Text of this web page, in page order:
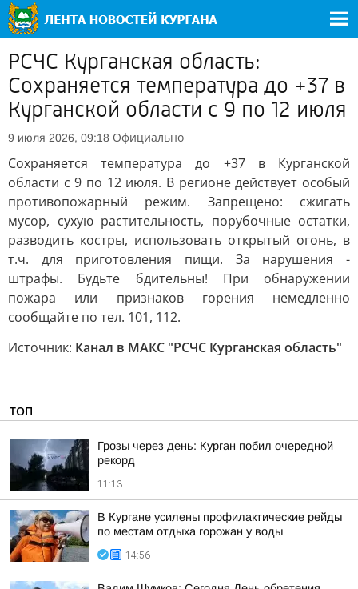
РСЧС Курганская область:
Сохраняется температура до +37 в
Курганской области c 9 по 12 июля
9 июля 2026, 09:18 Официально
Сохраняется температура до +37 в Курганской
области c 9 по 12 июля. В регионе действует особый
противопожарный режим. Запрещено: сжигать
мусор, сухую растительность, порубочные остатки,
разводить костры, использовать открытый огонь, в
т.ч. для приготовления пищи. За нарушения -
штрафы. Будьте бдительны! При обнаружении
пожара или признаков горения немедленно
сообщайте по тел. 101, 112.
Источник: Канал в МАКС "РСЧС Курганская область"
ТОП
Грозы через день: Курган побил очередной
рекорд
11:13
В Кургане усилены профилактические рейды
по местам отдыха горожан у воды
14:56